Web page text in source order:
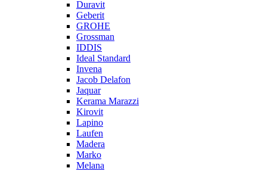
Duravit
Geberit
GROHE
Grossman
IDDIS
Ideal Standard
Invena
Jacob Delafon
Jaquar
Kerama Marazzi
Kirovit
Lapino
Laufen
Madera
Marko
Melana